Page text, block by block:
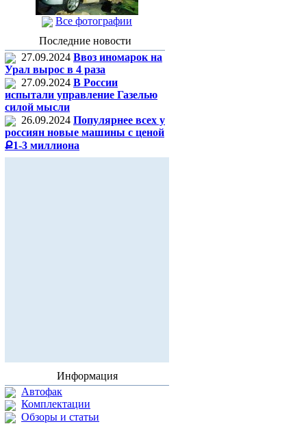
Все фотографии
Последние новости
27.09.2024 Ввоз иномарок на
Урал вырос в 4 раза
27.09.2024 В России
испытали управление Газелью
силой мысли
26.09.2024 Популярнее всех у
россиян новые машины с ценой
Ք1-3 миллиона
Информация
Автофак
Комплектации
Обзоры и статьи